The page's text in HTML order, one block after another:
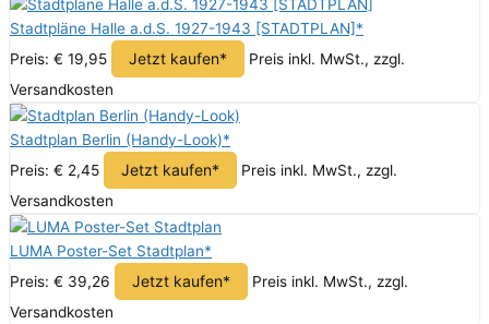
Stadtpläne Halle a.d.S. 1927-1943 [STADTPLAN]*
Preis: € 19,95
Jetzt kaufen*
Preis inkl. MwSt., zzgl.
Versandkosten
Stadtplan Berlin (Handy-Look)*
Preis: € 2,45
Jetzt kaufen*
Preis inkl. MwSt., zzgl.
Versandkosten
LUMA Poster-Set Stadtplan*
Preis: € 39,26
Jetzt kaufen*
Preis inkl. MwSt., zzgl.
Versandkosten